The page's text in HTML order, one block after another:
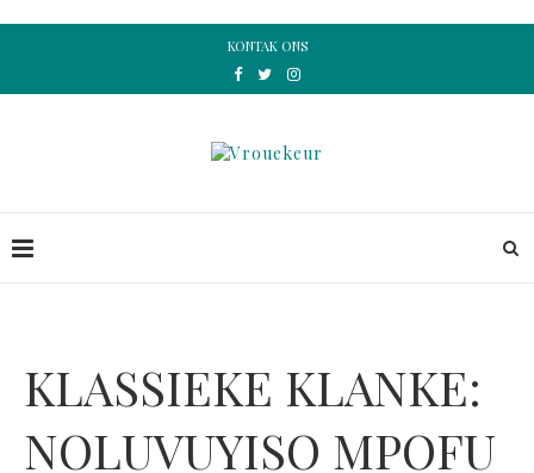
KONTAK ONS
KLASSIEKE KLANKE:
NOLUVUYISO MPOFU